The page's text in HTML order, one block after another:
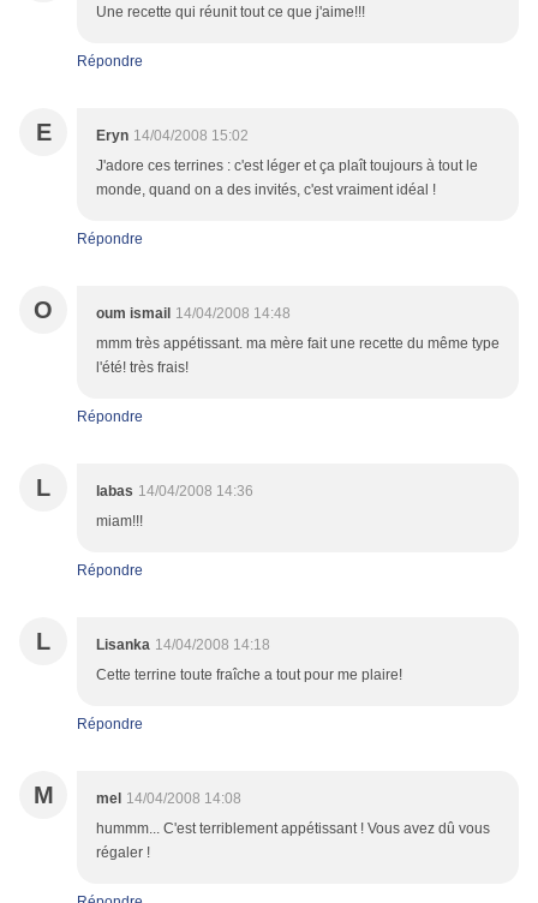
Une recette qui réunit tout ce que j'aime!!!
Répondre
E Eryn 14/04/2008 15:02
J'adore ces terrines : c'est léger et ça plaît toujours à tout le
monde, quand on a des invités, c'est vraiment idéal !
Répondre
O oum ismail 14/04/2008 14:48
mmm très appétissant. ma mère fait une recette du même type
l'été! très frais!
Répondre
L labas 14/04/2008 14:36
miam!!!
Répondre
L Lisanka 14/04/2008 14:18
Cette terrine toute fraîche a tout pour me plaire!
Répondre
M mel 14/04/2008 14:08
hummm... C'est terriblement appétissant ! Vous avez dû vous
régaler !